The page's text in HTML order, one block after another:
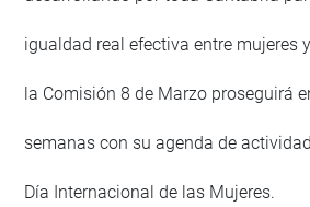
igualdad real efectiva entre mujeres
la Comisión 8 de Marzo proseguirá
semanas con su agenda de
Día Internacional de las Mujeres.